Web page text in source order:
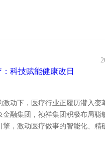
科技赋能健康改日
激动下，医疗行业正履历潜入变
金融集团，祯祥集团积极布局聪
擎，激动医疗做事的智能化、精